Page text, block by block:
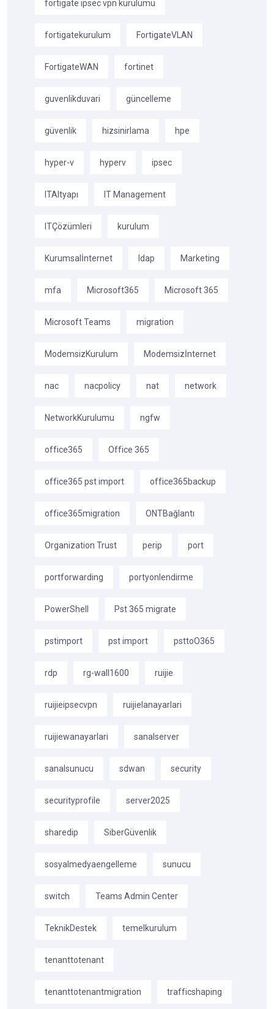
fortigate ipsec vpn kurulumu
fortigatekurulum FortigateVLAN
FortigateWAN fortinet
guvenlikduvari güncelleme
güvenlik hizsinirlama hpe
hyper-v hyperv ipsec
ITAltyapı IT Management
ITÇözümleri kurulum
Kurumsalİnternet ldap Marketing
mfa Microsoft365 Microsoft 365
Microsoft Teams migration
ModemsizKurulum Modemsizİnternet
nac nacpolicy nat network
NetworkKurulumu ngfw
office365 Office 365
office365 pst import office365backup
office365migration ONTBağlantı
Organization Trust perip port
portforwarding portyonlendirme
PowerShell Pst 365 migrate
pstimport pst import psttoO365
rdp rg-wall1600 ruijie
ruijieipsecvpn ruijielanayarlari
ruijiewanayarlari sanalserver
sanalsunucu sdwan security
securityprofile server2025
sharedip SiberGüvenlik
sosyalmedyaengelleme sunucu
switch Teams Admin Center
TeknikDestek temelkurulum
tenanttotenant
tenanttotenantmigration trafficshaping